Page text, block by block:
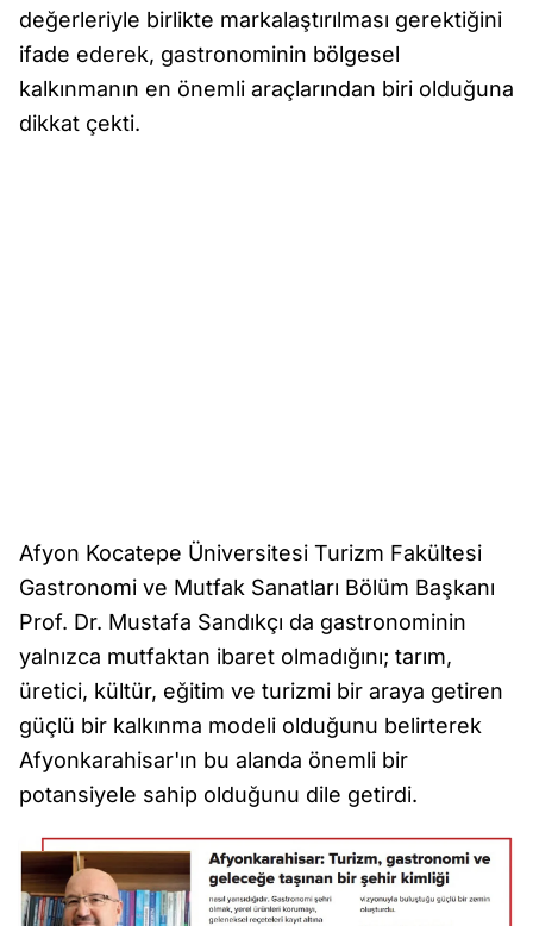
değerleriyle birlikte markalaştırılması gerektiğini
ifade ederek, gastronominin bölgesel
kalkınmanın en önemli araçlarından biri olduğuna
dikkat çekti.
Afyon Kocatepe Üniversitesi Turizm Fakültesi
Gastronomi ve Mutfak Sanatları Bölüm Başkanı
Prof. Dr. Mustafa Sandıkçı da gastronominin
yalnızca mutfaktan ibaret olmadığını; tarım,
üretici, kültür, eğitim ve turizmi bir araya getiren
güçlü bir kalkınma modeli olduğunu belirterek
Afyonkarahisar'ın bu alanda önemli bir
potansiyele sahip olduğunu dile getirdi.